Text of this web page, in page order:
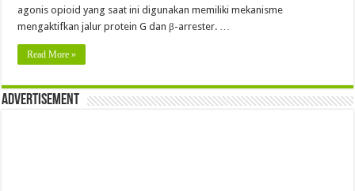
agonis opioid yang saat ini digunakan memiliki mekanisme
mengaktifkan jalur protein G dan β-arrester. …
Read More »
Advertisement